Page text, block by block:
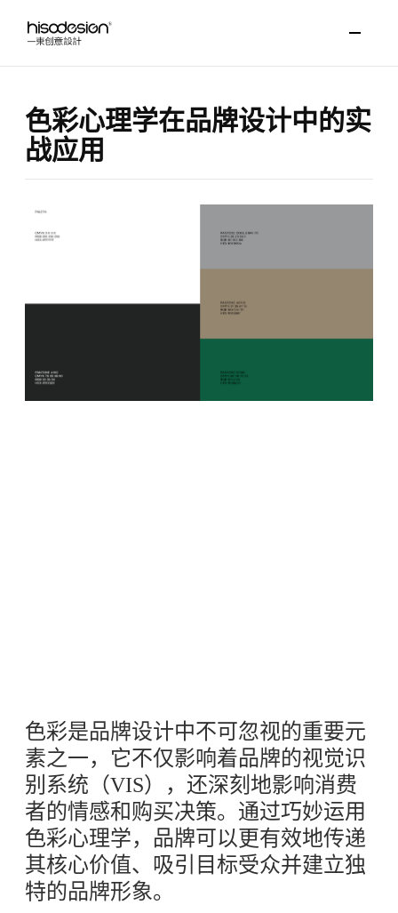
色彩心理学在品牌设计中的实
战应用
色彩是品牌设计中不可忽视的重要元
素之一，它不仅影响着品牌的视觉识
别系统（VIS），还深刻地影响消费
者的情感和购买决策。通过巧妙运用
色彩心理学，品牌可以更有效地传递
其核心价值、吸引目标受众并建立独
特的品牌形象。